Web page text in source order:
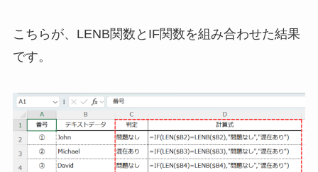
こちらが、LENB関数とIF関数を組み合わせた結果
です。